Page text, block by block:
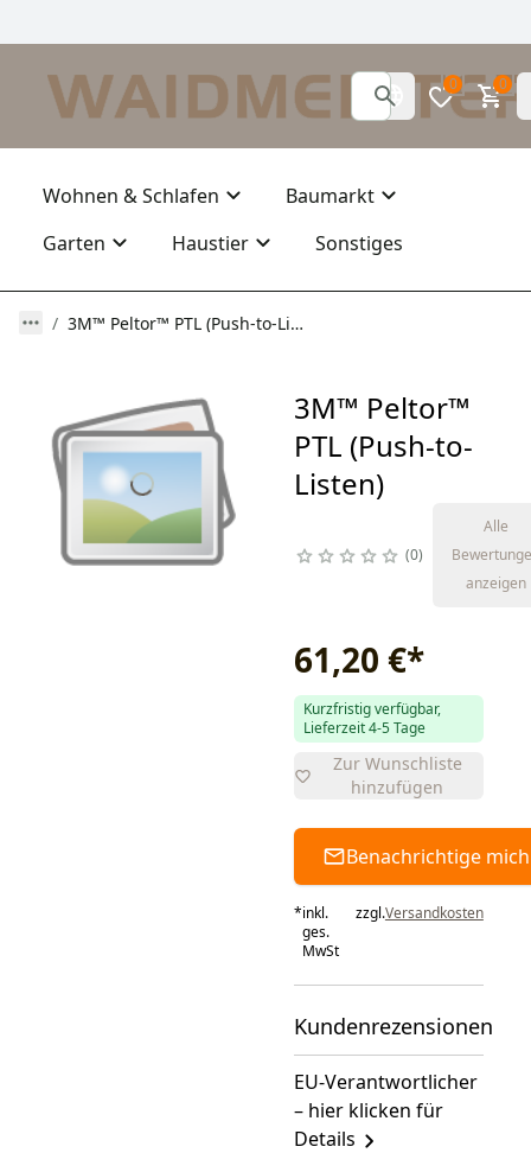
0 0
Wohnen & Schlafen
Baumarkt
Garten
Haustier Sonstiges
3M™ Peltor™ PTL (Push-to-Listen)
3M™ Peltor™
PTL (Push-to-
Listen)
0
Alle
anzeigen
61,20 €*
Kurzfristig verfügbar,
Lieferzeit 4-5 Tage
Zur Wunschliste
hinzufügen
Benachrichtige mich
*inkl.
ges.
MwSt
zzgl.Versandkosten
Kundenrezensionen
EU-Verantwortlicher
– hier klicken für
Details